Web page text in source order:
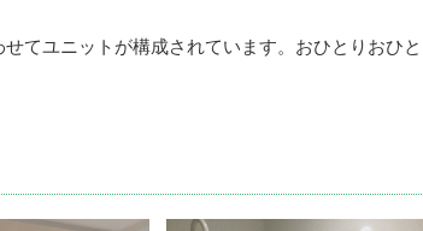
せてユニットが構成されています。おひとりおひ